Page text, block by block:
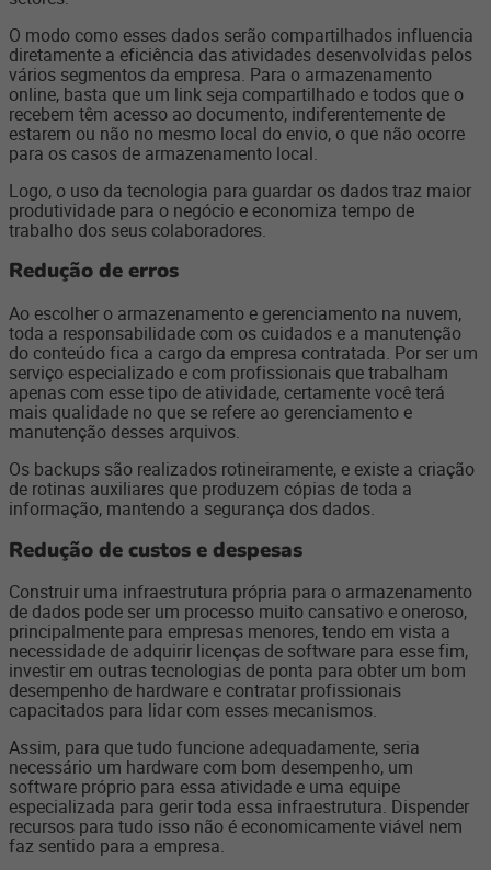
O modo como esses dados serão compartilhados influencia
diretamente a eficiência das atividades desenvolvidas pelos
vários segmentos da empresa. Para o armazenamento
online, basta que um link seja compartilhado e todos que o
recebem têm acesso ao documento, indiferentemente de
estarem ou não no mesmo local do envio, o que não ocorre
para os casos de armazenamento local.
Logo, o uso da tecnologia para guardar os dados traz maior
produtividade para o negócio e economiza tempo de
trabalho dos seus colaboradores.
Redução de erros
Ao escolher o armazenamento e gerenciamento na nuvem,
toda a responsabilidade com os cuidados e a manutenção
do conteúdo fica a cargo da empresa contratada. Por ser um
serviço especializado e com profissionais que trabalham
apenas com esse tipo de atividade, certamente você terá
mais qualidade no que se refere ao gerenciamento e
manutenção desses arquivos.
Os backups são realizados rotineiramente, e existe a criação
de rotinas auxiliares que produzem cópias de toda a
informação, mantendo a segurança dos dados.
Redução de custos e despesas
Construir uma infraestrutura própria para o armazenamento
de dados pode ser um processo muito cansativo e oneroso,
principalmente para empresas menores, tendo em vista a
necessidade de adquirir licenças de software para esse fim,
investir em outras tecnologias de ponta para obter um bom
desempenho de hardware e contratar profissionais
capacitados para lidar com esses mecanismos.
Assim, para que tudo funcione adequadamente, seria
necessário um hardware com bom desempenho, um
software próprio para essa atividade e uma equipe
especializada para gerir toda essa infraestrutura. Dispender
recursos para tudo isso não é economicamente viável nem
faz sentido para a empresa.